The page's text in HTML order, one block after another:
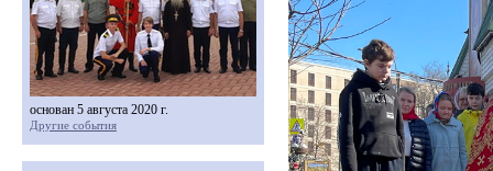
основан 5 августа 2020 г.
Другие события